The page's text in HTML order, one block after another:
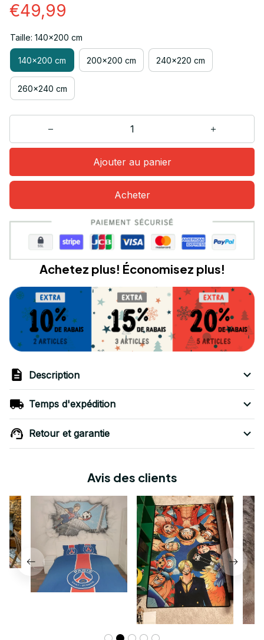
€49,99
Taille: 140x200 cm
140x200 cm 200x200 cm 240x220 cm
260x240 cm
Ajouter au panier
Acheter
Achetez plus! Économisez plus!
Description
Temps d'expédition
Retour et garantie
Avis des clients